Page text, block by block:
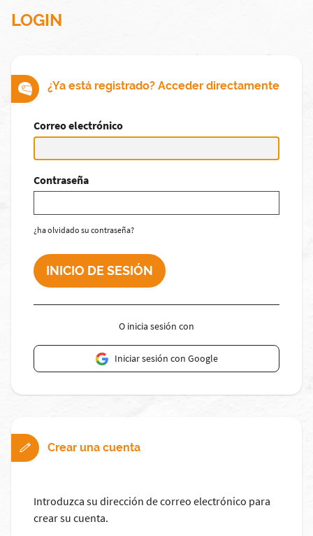
LOGIN
¿Ya está registrado? Acceder directamente
Correo electrónico
Contraseña
¿ha olvidado su contraseña?
O inicia sesión con
Iniciar sesión con Google
Crear una cuenta
Introduzca su dirección de correo electrónico para
crear su cuenta.